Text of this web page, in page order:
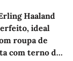
Haaland
ideal
roupa de
com terno de